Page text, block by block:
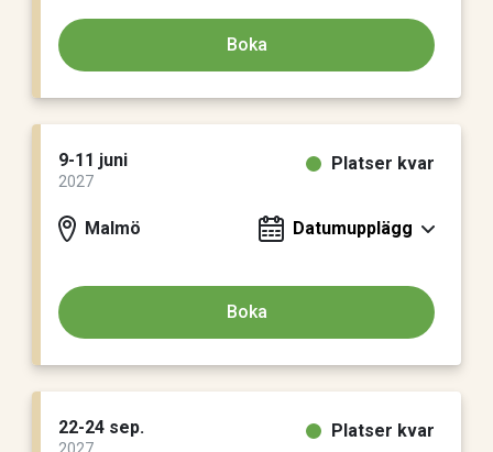
Boka
9-11 juni
2027
Malmö
Platser kvar
Datumupplägg
Boka
22-24 sep. Platser kvar